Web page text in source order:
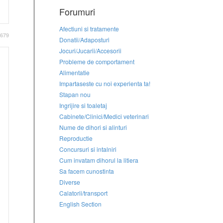
Forumuri
Afectiuni si tratamente
Donatii/Adaposturi
Jocuri/Jucarii/Accesorii
Probleme de comportament
Alimentatie
Impartaseste cu noi experienta ta!
Stapan nou
Ingrijire si toaletaj
Cabinete/Clinici/Medici veterinari
Nume de dihori si alinturi
Reproductie
Concursuri si intalniri
Cum invatam dihorul la litiera
Sa facem cunostinta
Diverse
Calatorii/transport
English Section